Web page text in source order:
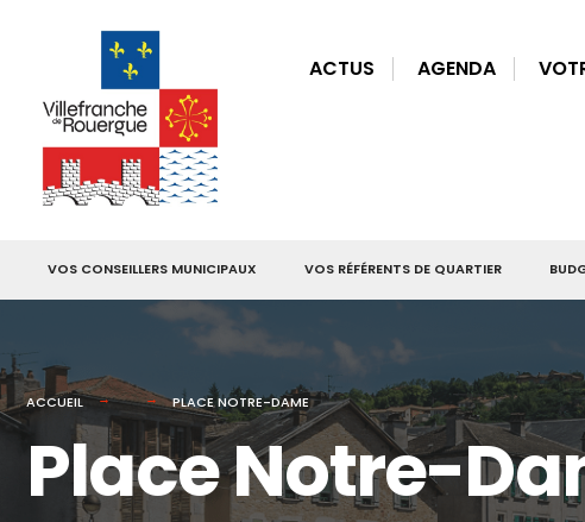
ACTUS AGENDA
VOS CONSEILLERS MUNICIPAUX VOS RÉFÉRENTS DE QUARTIER
ACCUEIL PLACE NOTRE-DAME
Place Notre-